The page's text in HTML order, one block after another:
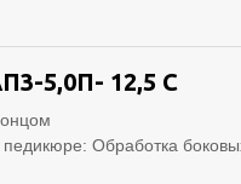
5,0П- 12,5 С
Обработка